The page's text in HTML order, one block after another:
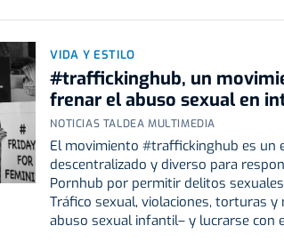
VIDA Y ESTILO
#traffickinghub, un
frenar el abuso sexual en
NOTICIAS TALDEA MULTIMEDIA
El movimiento #traffickinghub es un
descentralizado y diverso para
Pornhub por permitir delitos
Tráfico sexual, violaciones, torturas y
abuso sexual infantil– y lucrarse con